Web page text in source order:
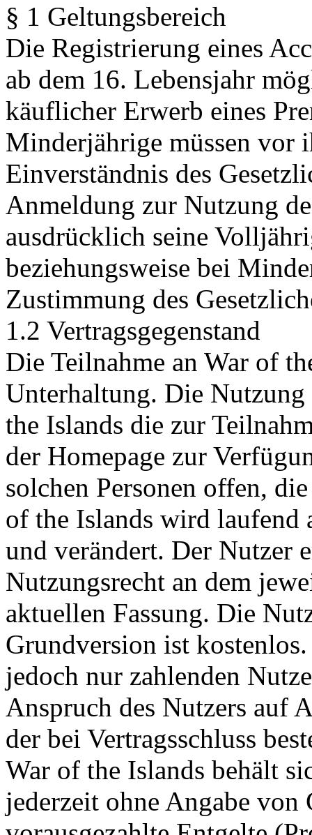
§ 1 Geltungsbereich
Die Registrierung eines
ab dem 16. Lebensjahr
käuflicher Erwerb eines
Minderjährige müssen vor
Einverständnis des
Anmeldung zur Nutzung
ausdrücklich seine
beziehungsweise bei
Zustimmung des
1.2 Vertragsgegenstand
Die Teilnahme an War of
Unterhaltung. Die
the Islands die zur
der Homepage zur
solchen Personen offen,
of the Islands wird laufend
und verändert. Der Nutzer
Nutzungsrecht an dem
aktuellen Fassung. Die
Grundversion ist
jedoch nur zahlenden
Anspruch des Nutzers auf
der bei Vertragsschluss
War of the Islands behält
jederzeit ohne Angabe